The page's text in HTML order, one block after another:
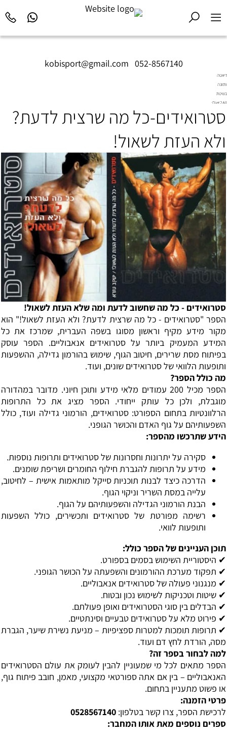
kobisport@gmail.com 052-8567140
דיאטה
ותזונה
בשיטת
Diet2All:
שמאחורי
המושלם.
סטרואידים-כל מה שרצית לדעת?
ולא העזת לשאול!
סטרואידים - כל מה שחשוב לדעת ומה שלא העזת לשאול!
הספר "סטרואידים - כל מה שרצית לדעת? ולא העזת לשאול!" הוא
מקור מידע מקיף וראשון מסוגו בשפה העברית, שמרכז את כל
המידע המעמיק ביותר על סטרואידים אנאבוליים. הספר עוסק
בפיתוח מסת שרירים, חיטוב הגוף, שימוש בהורמון גדילה, ההשפעות
ותופעות הלוואי של סטרואידים שונים, ועוד.
מה כולל הספר?
הספר מכיל 200 עמודים מלאי מידע ותוכן חיוני. מדובר במהדורה
מוגבלת, ולכן כל עותק ייחודי. הספר מציג את כל התרופות
הרלוונטיות בתחום הספורט: סטרואידים, הורמוני גדילה ועוד, כולל
השפעותיהם על גוף האדם והכושר הגופני.
הידע שתרכשו מהספר:
סקירה על יתרונות וחסרונות של סטרואידים ותרופות נוספות.
מידע על תרופות להגברת חילוף החומרים ושריפת שומנים.
הדרכה כיצד לבנות תוכניות סייקל מותאמות אישית – לחיטוב,
עלייה במסת השריר וניקוי הגוף.
הבנת הורמוני הגדילה והשפעותיהם על הגוף.
רשימה מפורטת של סטרואידים ותכשירים, כולל השפעות
ותופעות לוואי.
תוכן העניינים של הספר כולל:
✔ היסטוריית השימוש בסמים בספורט.
✔ תפקוד מערכת ההורמונים והשפעתה על הכושר הגופני.
✔ מנגנוני פעולה של סטרואידים אנאבוליים.
✔ שיטות וטכניקות לשימוש נכון ובטוח.
✔ הבדלים בין סוגי הסטרואידים ואופן פעולתם.
✔ פירוט מלא על סטרואידים טבעיים וסינתטיים.
✔ תרופות תומכות למטרות ספציפיות – מניעת נשירת שיער, הגברת
מסה, הורדת לחץ דם ועוד.
למה לבחור בספר זה?
הספר מתאים לכל מי שמעוניין להבין לעומק את עולם הסטרואידים
האנאבוליים – בין אם אתה ספורטאי מקצועי, מאמן, חובב פיתוח גוף,
או פשוט מתעניין בתחום.
פרטי הזמנה:
לרכישת הספר, צרו קשר בטלפון: 0528567140
ספרים נוספים מאת אותו המחבר: